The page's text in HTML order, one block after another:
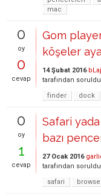
mac
0
oy
0
cevap
Gom
köşeler
14 Şubat 2016
tarafından soruldu
finder
dock
0
oy
1
cevap
Safari
bazı
27 Ocak 2016
tarafından soruldu
safari